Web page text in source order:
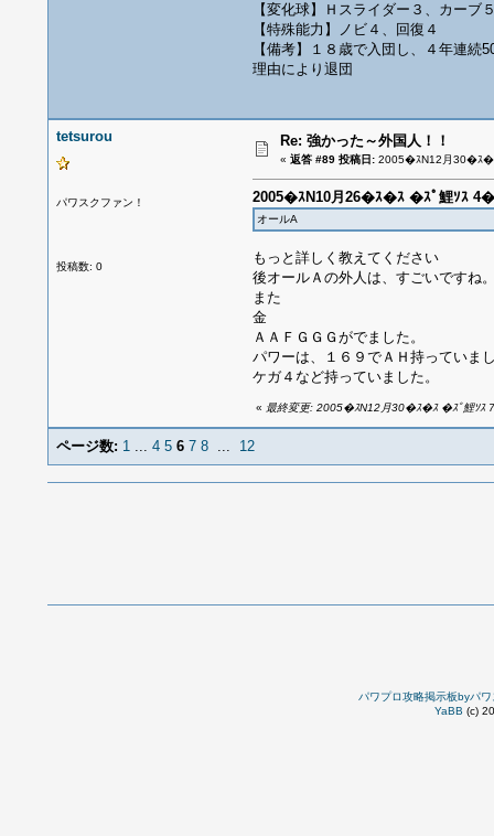
【変化球】Ｈスライダー３、カーブ
【特殊能力】ノビ４、回復４
【備考】１８歳で入団し、４年連
理由により退団
tetsurou
パワスクファン！
投稿数: 0
Re: 強かった～外国人！！
« 返答 #89 投稿日:2005�ｽN12月30�ｽ
2005�ｽN10月26�ｽ�ｽ �ｽﾟ鯉ｿｽ
オールA
もっと詳しく教えてください
後オールＡの外人は、すごいですね
また
金
ＡＡＦＧＧＧがでました。
パワーは、１６９でＡＨ持っていま
ケガ４など持っていました。
« 最終変更: 2005�ｽN12月30�ｽ�ｽ �ｽﾟ鯉ｿ
ページ数: 1... 4 5 6 7 8... 12
パワプロ攻略掲示板byパワ
YaBB (c)